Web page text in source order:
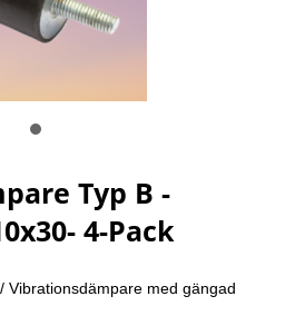
Typ B -
4-Pack
Vibrationsdämpare med gängad